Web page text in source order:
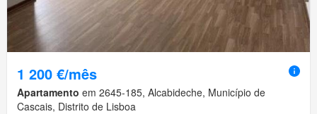
1 200 €/mês
Apartamento em 2645-185, Alcabideche, Município de
Cascais, Distrito de Lisboa